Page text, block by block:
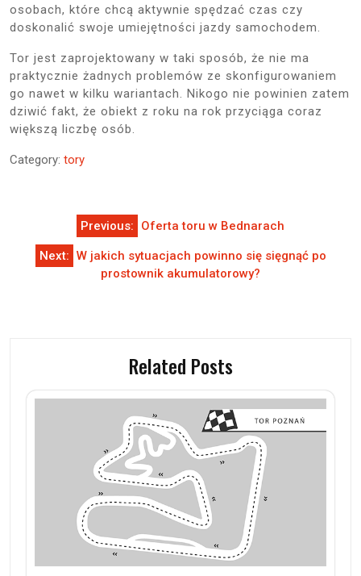
osobach, które chcą aktywnie spędzać czas czy
doskonalić swoje umiejętności jazdy samochodem.
Tor jest zaprojektowany w taki sposób, że nie ma
praktycznie żadnych problemów ze skonfigurowaniem
go nawet w kilku wariantach. Nikogo nie powinien zatem
dziwić fakt, że obiekt z roku na rok przyciąga coraz
większą liczbę osób.
Category: tory
Nawigacja
wpisu
Previous: Oferta toru w Bednarach
Next: W jakich sytuacjach powinno się sięgnąć po
prostownik akumulatorowy?
Related Posts